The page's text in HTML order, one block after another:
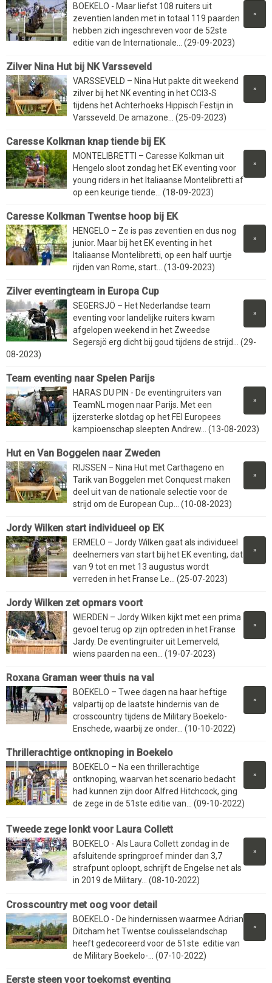
»
BOEKELO - Maar liefst 108 ruiters uit
zeventien landen met in totaal 119 paarden
hebben zich ingeschreven voor de 52ste
editie van de Internationale... (29-09-2023)
Zilver Nina Hut bij NK Varsseveld
»
VARSSEVELD – Nina Hut pakte dit weekend
zilver bij het NK eventing in het CCI3-S
tijdens het Achterhoeks Hippisch Festijn in
Varsseveld. De amazone... (25-09-2023)
Caresse Kolkman knap tiende bij EK
»
MONTELIBRETTI – Caresse Kolkman uit
Hengelo sloot zondag het EK eventing voor
young riders in het Italiaanse Montelibretti af
op een keurige tiende... (18-09-2023)
Caresse Kolkman Twentse hoop bij EK
»
HENGELO – Ze is pas zeventien en dus nog
junior. Maar bij het EK eventing in het
Italiaanse Montelibretti, op een half uurtje
rijden van Rome, start... (13-09-2023)
Zilver eventingteam in Europa Cup
»
SEGERSJÖ – Het Nederlandse team
eventing voor landelijke ruiters kwam
afgelopen weekend in het Zweedse
Segersjö erg dicht bij goud tijdens de strijd... (29-
08-2023)
Team eventing naar Spelen Parijs
»
HARAS DU PIN - De eventingruiters van
TeamNL mogen naar Parijs. Met een
ijzersterke slotdag op het FEI Europees
kampioenschap sleepten Andrew... (13-08-2023)
Hut en Van Boggelen naar Zweden
»
RIJSSEN – Nina Hut met Carthageno en
Tarik van Boggelen met Conquest maken
deel uit van de nationale selectie voor de
strijd om de European Cup... (10-08-2023)
Jordy Wilken start individueel op EK
»
ERMELO – Jordy Wilken gaat als individueel
deelnemers van start bij het EK eventing, dat
van 9 tot en met 13 augustus wordt
verreden in het Franse Le... (25-07-2023)
Jordy Wilken zet opmars voort
»
WIERDEN – Jordy Wilken kijkt met een prima
gevoel terug op zijn optreden in het Franse
Jardy. De eventingruiter uit Lemerveld,
wiens paarden na een... (19-07-2023)
Roxana Graman weer thuis na val
»
BOEKELO – Twee dagen na haar heftige
valpartij op de laatste hindernis van de
crosscountry tijdens de Military Boekelo-
Enschede, waarbij ze onder... (10-10-2022)
Thrillerachtige ontknoping in Boekelo
»
BOEKELO – Na een thrillerachtige
ontknoping, waarvan het scenario bedacht
had kunnen zijn door Alfred Hitchcock, ging
de zege in de 51ste editie van... (09-10-2022)
Tweede zege lonkt voor Laura Collett
»
BOEKELO - Als Laura Collett zondag in de
afsluitende springproef minder dan 3,7
strafpunt oploopt, schrijft de Engelse net als
in 2019 de Military... (08-10-2022)
Crosscountry met oog voor detail
»
BOEKELO - De hindernissen waarmee Adrian
Ditcham het Twentse coulisselandschap
heeft gedecoreerd voor de 51ste editie van
de Military Boekelo-... (07-10-2022)
Eerste steen voor toekomst eventing